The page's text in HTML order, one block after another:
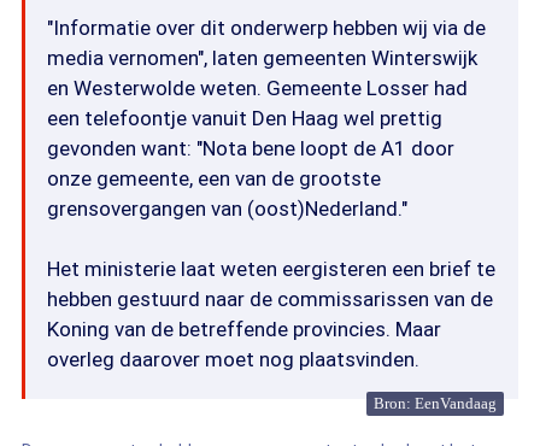
"Informatie over dit onderwerp hebben wij via de
media vernomen", laten gemeenten Winterswijk
en Westerwolde weten. Gemeente Losser had
een telefoontje vanuit Den Haag wel prettig
gevonden want: "Nota bene loopt de A1 door
onze gemeente, een van de grootste
grensovergangen van (oost)Nederland."
Het ministerie laat weten eergisteren een brief te
hebben gestuurd naar de commissarissen van de
Koning van de betreffende provincies. Maar
overleg daarover moet nog plaatsvinden.
Bron: EenVandaag